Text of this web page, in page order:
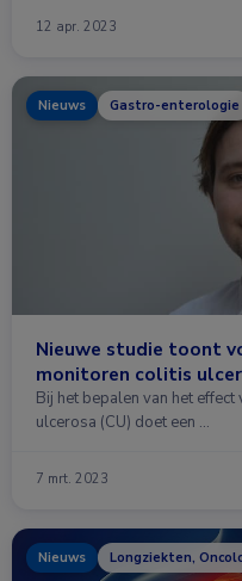
12 apr. 2023
Nieuws Gastro-enterologie
Nieuwe studie toont
monitoren colitis
Bij het bepalen van het
ulcerosa (CU) doet een …
7 mrt. 2023
Nieuws Longziekten,